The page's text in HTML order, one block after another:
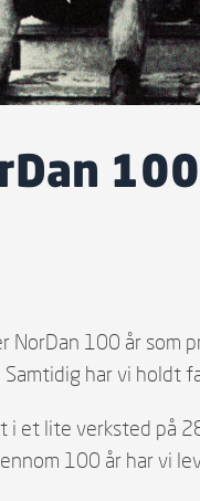
NorDan 100 år som
har vi holdt
i et lite verksted på
100 år har vi